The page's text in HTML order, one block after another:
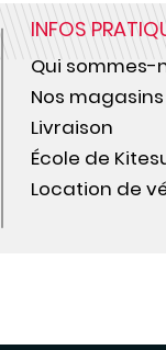
INFOS
Qui sommes-
Nos magasins
Livraison
École de
Location de